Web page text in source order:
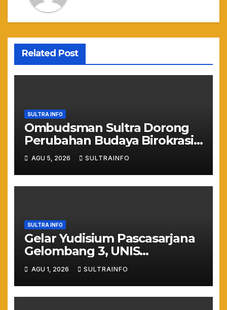
Related Post
SULTRA INFO
Ombudsman Sultra Dorong
Perubahan Budaya Birokrasi
Lewat Penilaian
Maladministrasi 2026
AGU 5, 2026 SULTRAINFO
SULTRA INFO
Gelar Yudisium Pascasarjana
Gelombang 3, UNIS
Tangerang Cetak 243
Magister Berdaya Saing
Global dari Pelosok Negeri
hingga Mancanegara
AGU 1, 2026 SULTRAINFO